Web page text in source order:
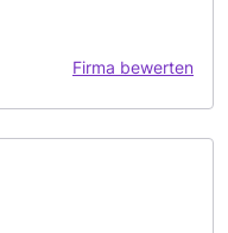
Firma bewerten